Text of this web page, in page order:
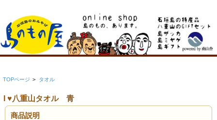
TOPページ > タオル
I ♥八重山タオル 青
商品説明